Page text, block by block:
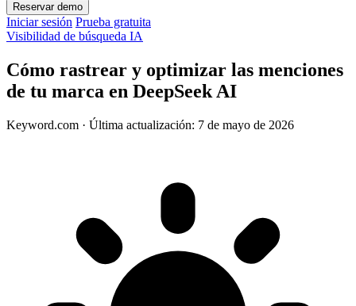
Reservar demo
Iniciar sesión Prueba gratuita
Visibilidad de búsqueda IA
Cómo rastrear y optimizar las menciones
de tu marca en DeepSeek AI
Keyword.com · Última actualización: 7 de mayo de 2026